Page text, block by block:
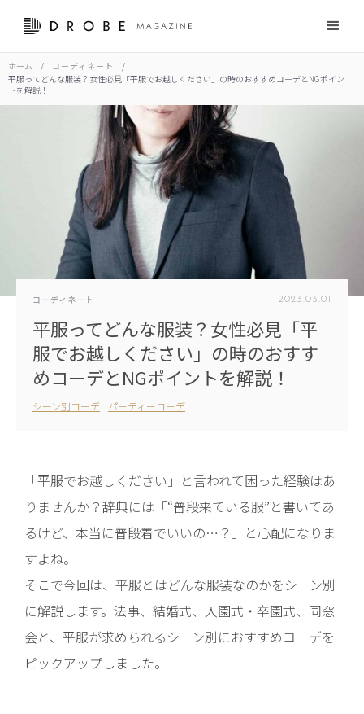
ホーム / コーディネート
/
平服ってどんな服装？女性必見「平服でお越しください」の時のおすすめコーデとNGポイン
トを解説！
コーディネート 2023 .03 .01
平服ってどんな服装？女性必見「平
服でお越しください」の時のおすす
めコーデとNGポイントを解説！
シーン別コーデ パーティーコーデ
「平服でお越しください」と言われて困った経験はあ
りませんか？辞典には「“普段来ている服”と書いてあ
るけど、本当に普段着でいいの…？」と心配になりま
すよね。
そこで今回は、平服とはどんな服装なのかをシーン別
に解説します。法事、結婚式、入園式・卒園式、同窓
会と、平服が求められるシーン別におすすめコーデを
ピックアップしました。